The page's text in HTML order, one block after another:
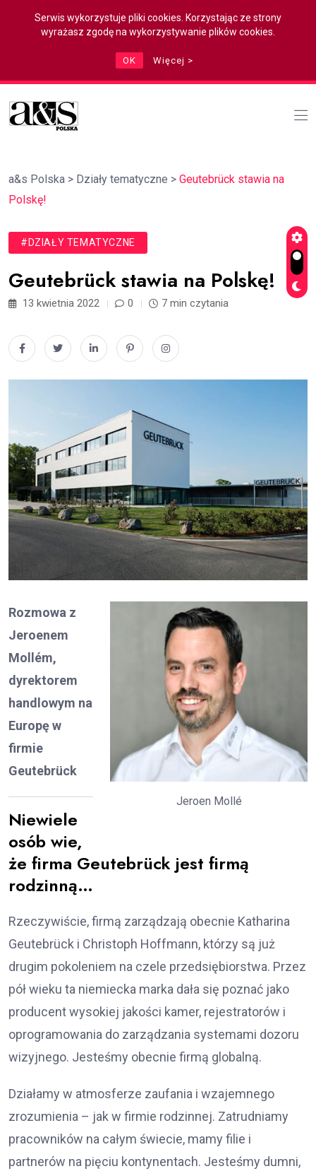
Serwis wykorzystuje pliki cookies. Korzystając ze strony
wyrażasz zgodę na wykorzystywanie plików cookies.
OK Więcej >
a&s Polska > Działy tematyczne > Geutebrück stawia na
Polskę!
#DZIAŁY TEMATYCZNE
Geutebrück stawia na Polskę!
13 kwietnia 2022 0 7 min czytania
Jeroen Mollé
Rozmowa z
Jeroenem
Mollém,
dyrektorem
handlowym na
Europę w
firmie
Geutebrück
Niewiele
osób wie,
że firma Geutebrück jest firmą
rodzinną…
Rzeczywiście, firmą zarządzają obecnie Katharina
Geutebrück i Christoph Hoffmann, którzy są już
drugim pokoleniem na czele przedsiębiorstwa. Przez
pół wieku ta niemiecka marka dała się poznać jako
producent wysokiej jakości kamer, rejestratorów i
oprogramowania do zarządzania systemami dozoru
wizyjnego. Jesteśmy obecnie firmą globalną.
Działamy w atmosferze zaufania i wzajemnego
zrozumienia – jak w firmie rodzinnej. Zatrudniamy
pracowników na całym świecie, mamy filie i
partnerów na pięciu kontynentach. Jesteśmy dumni,